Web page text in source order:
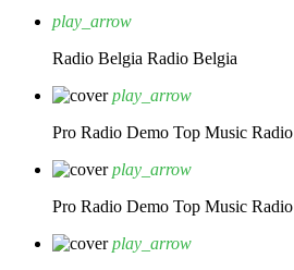
play_arrow
Radio Belgia Radio Belgia
play_arrow
Pro Radio Demo Top Music Radio
play_arrow
Pro Radio Demo Top Music Radio
play_arrow